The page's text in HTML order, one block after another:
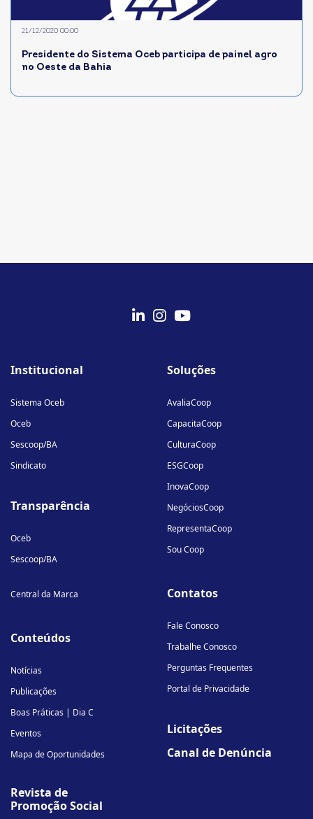
Presidente do Sistema Oceb participa de painel agro
no Oeste da Bahia
21/12/2020 00:00
linkedin-
instagram
youtube
Institucional
Sistema Oceb
Oceb
Sescoop/BA
Sindicato
Transparência
Oceb
Sescoop/BA
Central da Marca
Conteúdos
Notícias
Publicações
Boas Práticas | Dia C
Eventos
Mapa de Oportunidades
Revista de
Promoção Social
Soluções
AvaliaCoop
CapacitaCoop
CulturaCoop
ESGCoop
InovaCoop
NegóciosCoop
RepresentaCoop
Sou Coop
Contatos
Fale Conosco
Trabalhe Conosco
Perguntas Frequentes
Portal de Privacidade
Licitações
Canal de Denúncia